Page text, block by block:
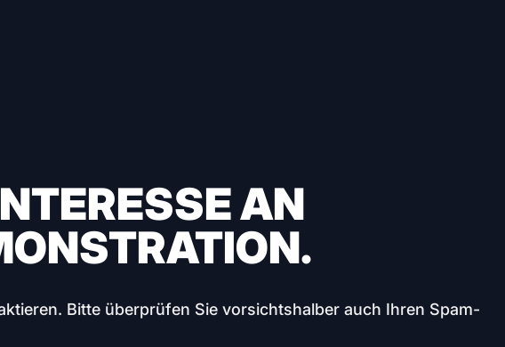
AN
Bitte überprüfen Sie vorsichtshalber auch Ihren Spam-